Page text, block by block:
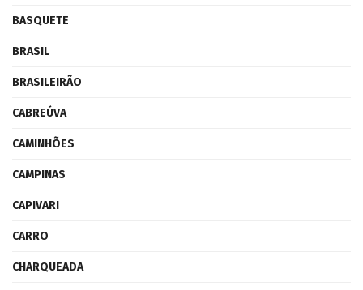
BASQUETE
BRASIL
BRASILEIRÃO
CABREÚVA
CAMINHÕES
CAMPINAS
CAPIVARI
CARRO
CHARQUEADA